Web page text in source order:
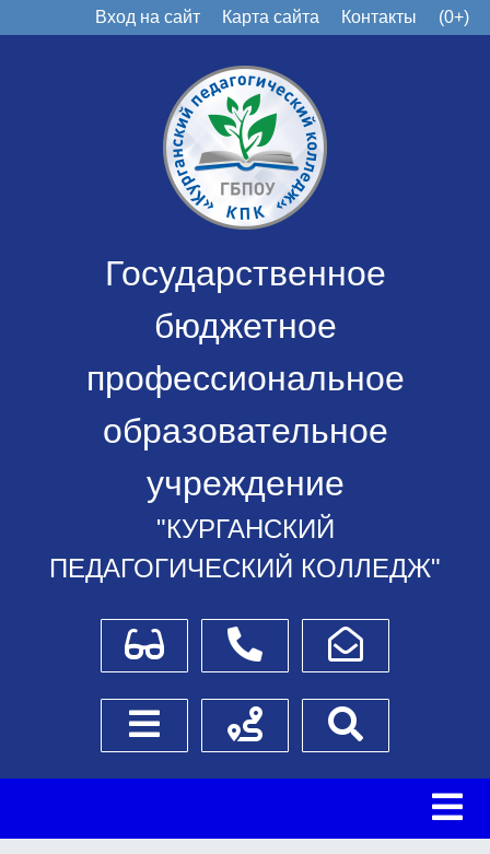
Вход на сайт Карта сайта Контакты (0+)
Государственное
бюджетное
профессиональное
образовательное
учреждение
"КУРГАНСКИЙ
ПЕДАГОГИЧЕСКИЙ КОЛЛЕДЖ"
Для слабовидящихТелефоныНаписать обращение
Боковое менюСхема проезда